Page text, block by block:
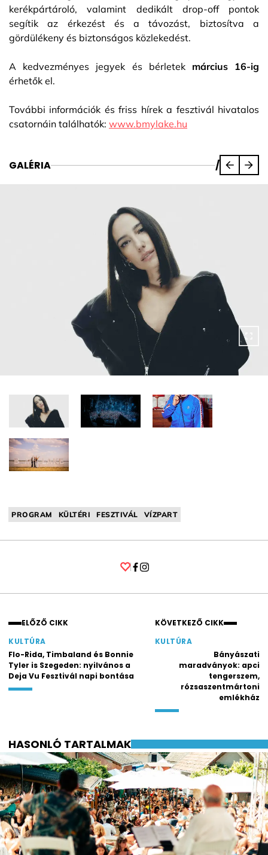
kerékpártároló, valamint dedikált drop-off pontok
segítik az érkezést és a távozást, biztosítva a
gördülékeny és biztonságos közlekedést.
A kedvezményes jegyek és bérletek március 16-ig
érhetők el.
További információk és friss hírek a fesztivál hivatalos
csatornáin találhatók: www.bmylake.hu
GALÉRIA /
PROGRAM KÜLTÉRI FESZTIVÁL VÍZPART
ELŐZŐ CIKK
KULTÚRA
Flo-Rida, Timbaland és Bonnie
Tyler is Szegeden: nyilvános a
Deja Vu Fesztivál napi bontása
KÖVETKEZŐ CIKK
KULTÚRA
Bányászati
maradványok: apci
tengerszem,
rózsaszentmártoni
emlékház
HASONLÓ TARTALMAK